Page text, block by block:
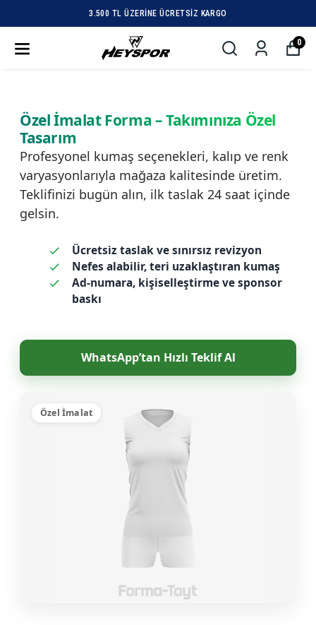
3.500 TL ÜZERINE ÜCRETSIZ KARGO
0
Özel İmalat Forma – Takımınıza Özel
Tasarım
Profesyonel kumaş seçenekleri, kalıp ve renk
varyasyonlarıyla mağaza kalitesinde üretim.
Teklifinizi bugün alın, ilk taslak 24 saat içinde
gelsin.
Ücretsiz taslak ve sınırsız revizyon
Nefes alabilir, teri uzaklaştıran kumaş
Ad‑numara, kişiselleştirme ve sponsor
baskı
WhatsApp’tan Hızlı Teklif Al
Özel İmalat